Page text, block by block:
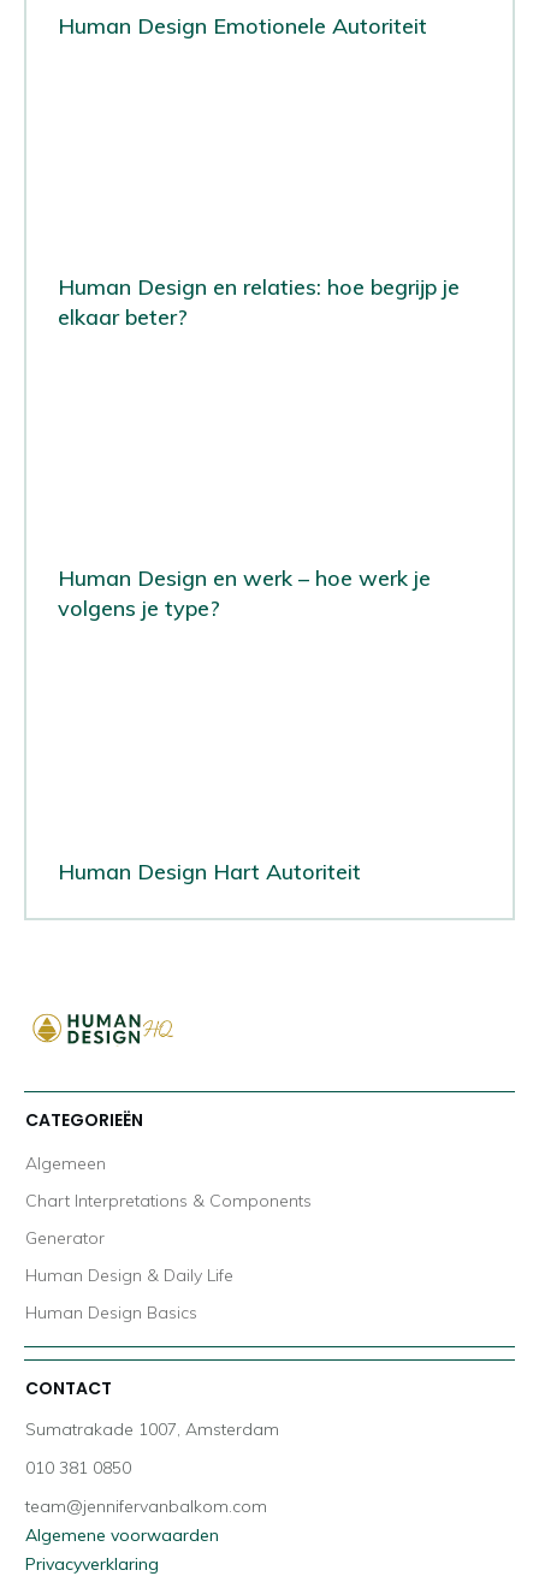
Human Design Emotionele Autoriteit
Human Design en relaties: hoe begrijp je
elkaar beter?
Human Design en werk – hoe werk je
volgens je type?
Human Design Hart Autoriteit
CATEGORIEËN
Algemeen
Chart Interpretations & Components
Generator
Human Design & Daily Life
Human Design Basics
CONTACT
Sumatrakade 1007, Amsterdam
010 381 0850
team@jennifervanbalkom.com
Algemene voorwaarden
Privacyverklaring